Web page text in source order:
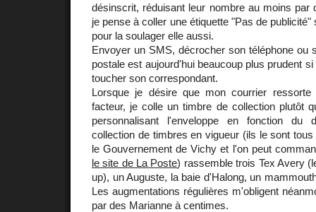
désinscrit, réduisant leur nombre au moins par
je pense à coller une étiquette "Pas de
pour la soulager elle aussi.
Envoyer un SMS, décrocher son téléphone ou
postale est aujourd'hui beaucoup plus prudent
toucher son correspondant.
Lorsque je désire que mon courrier
facteur, je colle un timbre de collection plutôt
personnalisant l'enveloppe en fonction du
collection de timbres en vigueur (ils le sont
le Gouvernement de Vichy et l'on peut
le site de La Poste) rassemble trois Tex Avery
up), un Auguste, la baie d'Halong, un
Les augmentations régulières m'obligent
par des Marianne à centimes.